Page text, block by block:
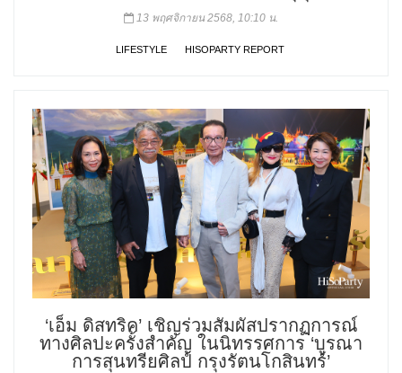
13 พฤศจิกายน 2568, 10:10 น.
LIFESTYLE HISOPARTY REPORT
‘เอ็ม ดิสทริค’ เชิญร่วมสัมผัสปรากฏการณ์
ทางศิลปะครั้งสำคัญ ในนิทรรศการ ‘บูรณา
การสุนทรียศิลป์ กรุงรัตนโกสินทร์’